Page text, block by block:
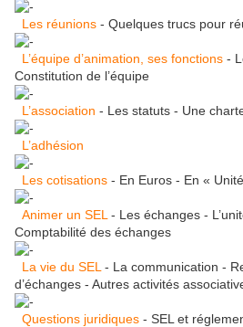
Les réunions - Quelques trucs pour
L’équipe d’animation, ses fonctions -
Constitution de l’équipe
L’association - Les statuts - Une
L’adhésion
Les cotisations - En Euros - En «
Animer un SEL - Les échanges -
Comptabilité des échanges
La vie du SEL - La communication -
d’échanges - Autres activités
Questions juridiques - SEL et